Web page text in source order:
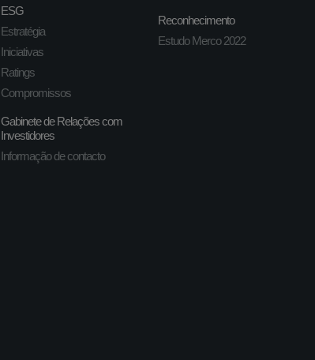
ESG
Estratégia
Iniciativas
Ratings
Compromissos
Gabinete de Relações com
Investidores
Informação de contacto
Reconhecimento
Estudo Merco 2022